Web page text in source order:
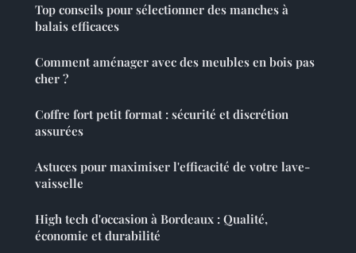
Top conseils pour sélectionner des manches à
balais efficaces
Comment aménager avec des meubles en bois pas
cher ?
Coffre fort petit format : sécurité et discrétion
assurées
Astuces pour maximiser l'efficacité de votre lave-
vaisselle
High tech d'occasion à Bordeaux : Qualité,
économie et durabilité